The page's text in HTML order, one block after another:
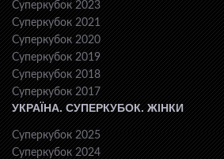
Суперкубок 2023
Суперкубок 2021
Суперкубок 2020
Суперкубок 2019
Суперкубок 2018
Суперкубок 2017
УКРАЇНА. СУПЕРКУБОК. ЖІНКИ
Суперкубок 2025
Суперкубок 2024